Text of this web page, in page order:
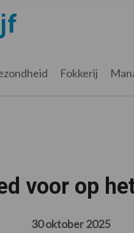
Fokkerij
voor op
30 oktober 2025